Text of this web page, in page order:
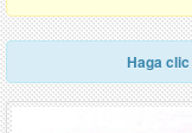
Haga clic